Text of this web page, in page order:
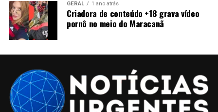
GERAL 1 ano atrás
Criadora de conteúdo +18 grava vídeo
pornô no meio do Maracanã